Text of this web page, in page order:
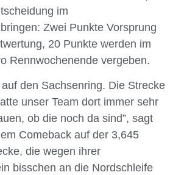
im
Zwei Punkte Vorsprung
20 Punkte werden im
Rennwochenende vergeben.
den Sachsenring. Die Strecke
unser Team dort immer sehr
ob die noch da sind”, sagt
Comeback auf der 3,645
die wegen ihrer
bisschen an die Nordschleife